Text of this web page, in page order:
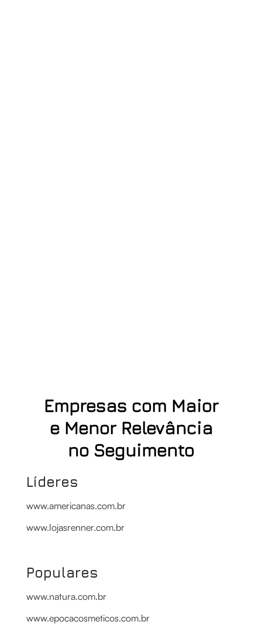
Empresas com Maior
e Menor Relevância
no Seguimento
Líderes
www.americanas.com.br
www.lojasrenner.com.br
Populares
www.natura.com.br
www.epocacosmeticos.com.br